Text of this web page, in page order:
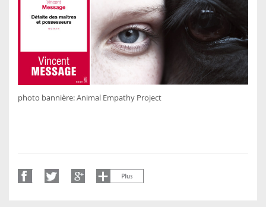
photo bannière: Animal Empathy Project